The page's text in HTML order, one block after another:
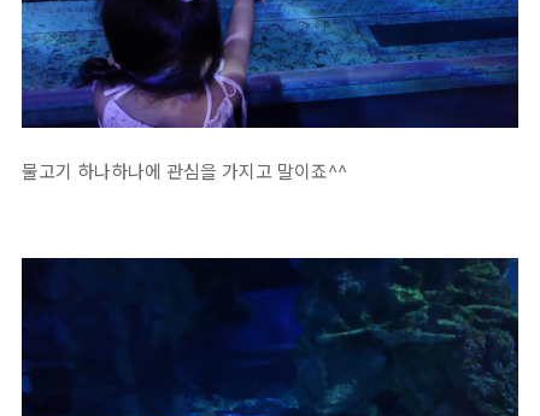
물고기 하나하나에 관심을 가지고 말이죠^^